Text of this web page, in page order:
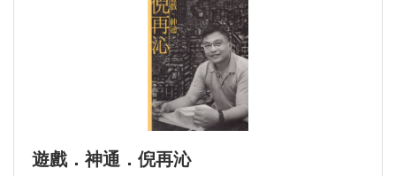
遊戲．神通．倪再沁